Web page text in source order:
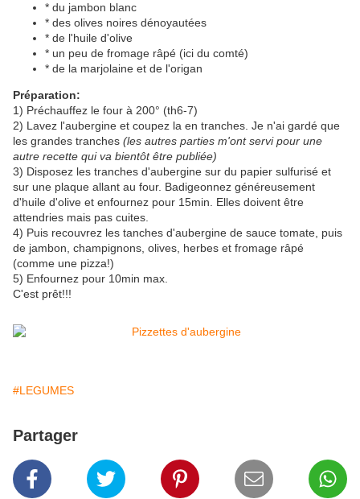
* du jambon blanc
* des olives noires dénoyautées
* de l'huile d'olive
* un peu de fromage râpé (ici du comté)
* de la marjolaine et de l'origan
Préparation:
1) Préchauffez le four à 200° (th6-7)
2) Lavez l'aubergine et coupez la en tranches. Je n'ai gardé que
les grandes tranches (les autres parties m'ont servi pour une
autre recette qui va bientôt être publiée)
3) Disposez les tranches d'aubergine sur du papier sulfurisé et
sur une plaque allant au four. Badigeonnez généreusement
d'huile d'olive et enfournez pour 15min. Elles doivent être
attendries mais pas cuites.
4) Puis recouvrez les tanches d'aubergine de sauce tomate, puis
de jambon, champignons, olives, herbes et fromage râpé
(comme une pizza!)
5) Enfournez pour 10min max.
C'est prêt!!!
#LEGUMES
Partager